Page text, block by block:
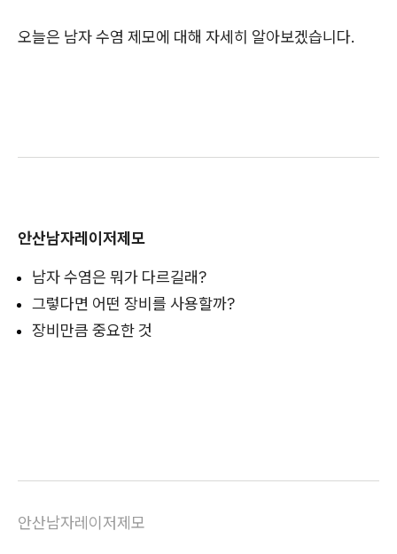
오늘은 남자 수염 제모에 대해 자세히 알아보겠습니다.
안산남자레이저제모
남자 수염은 뭐가 다르길래?
그렇다면 어떤 장비를 사용할까?
장비만큼 중요한 것
안산남자레이저제모